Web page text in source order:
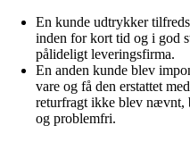
En kunde udtrykker
inden for kort tid og i god
pålideligt leveringsfirma.
En anden kunde blev
vare og få den erstattet
returfragt ikke blev nævnt,
og problemfri.